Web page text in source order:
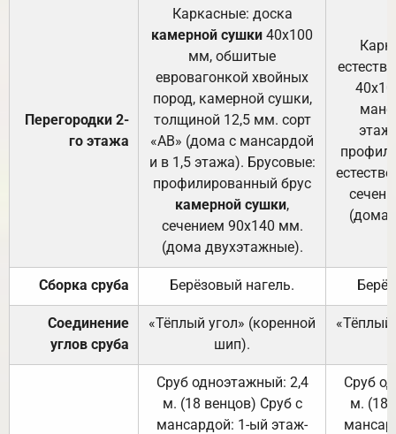
Перегородки 2-
го этажа
Каркасные: доска
камерной сушки 40х100
мм, обшитые
евровагонкой хвойных
пород, камерной сушки,
толщиной 12,5 мм. сорт
«АВ» (дома с мансардой
и в 1,5 этажа). Брусовые:
профилированный брус
камерной сушки,
сечением 90х140 мм.
(дома двухэтажные).
(дома
Сборка сруба Берёзовый нагель.
Соединение
углов сруба
«Тёплый угол» (коренной
шип).
«Тёплый
Сруб одноэтажный: 2,4
м. (18 венцов) Сруб с
мансардой: 1-ый этаж-
Сруб
м. (18